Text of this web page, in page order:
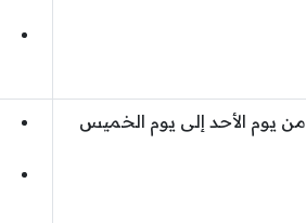
من يوم الأحد إلى يوم الخميس